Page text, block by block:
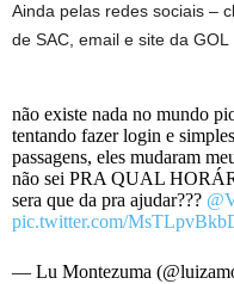
Ainda pelas redes sociais –
de SAC, email e site da GOL
não existe nada no mundo
tentando fazer login e
passagens, eles mudaram
não sei PRA QUAL
sera que da pra ajudar???
pic.twitter.com/
— Lu Montezuma